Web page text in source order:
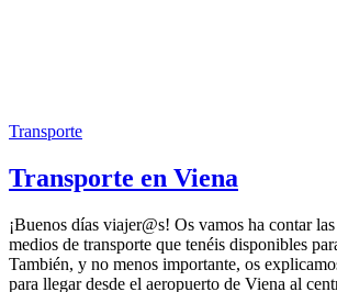
Transporte
Transporte en Viena
¡Buenos días viajer@s! Os vamos ha contar
medios de transporte que tenéis disponibles
También, y no menos importante, os
para llegar desde el aeropuerto de Viena al